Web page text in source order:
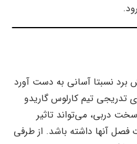
برد نسبتا آسانی به دست آورد
تدریجی تیم کارلوس گاریدو
دربی، می‌تواند تاثیر
آنها داشته باشد. از طرفی